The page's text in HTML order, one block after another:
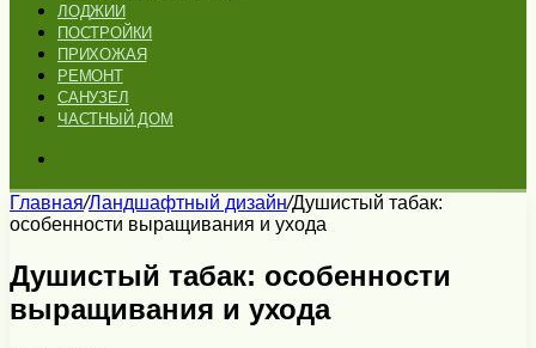
ЛОДЖИИ
ПОСТРОЙКИ
ПРИХОЖАЯ
РЕМОНТ
САНУЗЕЛ
ЧАСТНЫЙ ДОМ
Главная/Ландшафтный дизайн/Душистый табак:
особенности выращивания и ухода
Душистый табак: особенности
выращивания и ухода